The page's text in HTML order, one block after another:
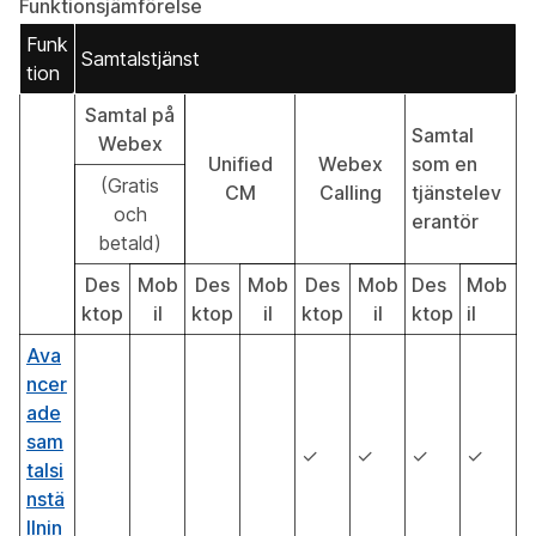
Funktionsjämförelse
Funk
tion
Samtalstjänst
Samtal på
Webex
Unified
CM
Webex
Calling
Samtal
som en
tjänstelev
erantör
(Gratis
och
betald)
Des
ktop
Mob
il
Des
ktop
Mob
il
Des
ktop
Mob
il
Des
ktop
Mob
il
Ava
ncer
ade
sam
talsi
nstä
llnin
✓ ✓ ✓ ✓